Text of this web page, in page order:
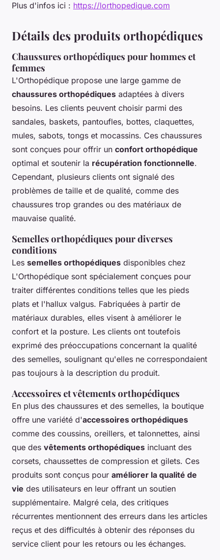
Plus d'infos ici : https://lorthopedique.com
Détails des produits orthopédiques
Chaussures orthopédiques pour hommes et
femmes
L'Orthopédique propose une large gamme de
chaussures orthopédiques adaptées à divers
besoins. Les clients peuvent choisir parmi des
sandales, baskets, pantoufles, bottes, claquettes,
mules, sabots, tongs et mocassins. Ces chaussures
sont conçues pour offrir un confort orthopédique
optimal et soutenir la récupération fonctionnelle.
Cependant, plusieurs clients ont signalé des
problèmes de taille et de qualité, comme des
chaussures trop grandes ou des matériaux de
mauvaise qualité.
Semelles orthopédiques pour diverses
conditions
Les semelles orthopédiques disponibles chez
L'Orthopédique sont spécialement conçues pour
traiter différentes conditions telles que les pieds
plats et l'hallux valgus. Fabriquées à partir de
matériaux durables, elles visent à améliorer le
confort et la posture. Les clients ont toutefois
exprimé des préoccupations concernant la qualité
des semelles, soulignant qu'elles ne correspondaient
pas toujours à la description du produit.
Accessoires et vêtements orthopédiques
En plus des chaussures et des semelles, la boutique
offre une variété d'accessoires orthopédiques
comme des coussins, oreillers, et talonnettes, ainsi
que des vêtements orthopédiques incluant des
corsets, chaussettes de compression et gilets. Ces
produits sont conçus pour améliorer la qualité de
vie des utilisateurs en leur offrant un soutien
supplémentaire. Malgré cela, des critiques
récurrentes mentionnent des erreurs dans les articles
reçus et des difficultés à obtenir des réponses du
service client pour les retours ou les échanges.